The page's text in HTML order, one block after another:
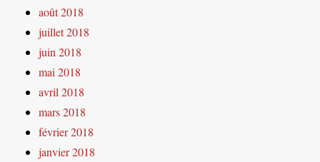
août 2018
juillet 2018
juin 2018
mai 2018
avril 2018
mars 2018
février 2018
janvier 2018